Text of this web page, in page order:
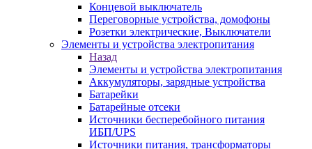
Концевой выключатель
Переговорные устройства, домофоны
Розетки электрические, Выключатели
Элементы и устройства электропитания
Назад
Элементы и устройства электропитания
Аккумуляторы, зарядные устройства
Батарейки
Батарейные отсеки
Источники бесперебойного питания
ИБП/UPS
Источники питания, трансформаторы